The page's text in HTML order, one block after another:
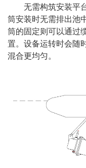
无需构筑安装平
筒安装时无需排出池
筒的固定则可以通过
置。设备运转时会随
混合更均匀。